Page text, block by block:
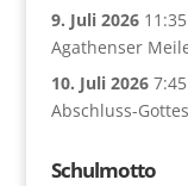
9. Juli 2026 11:35
Agathenser
10. Juli 2026 7:45
Abschluss-
Schulmotto